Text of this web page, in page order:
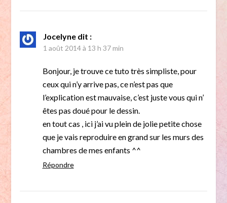
Jocelyne dit :
1 août 2014 à 13 h 37 min
Bonjour, je trouve ce tuto très simpliste, pour
ceux qui n’y arrive pas, ce n’est pas que
l’explication est mauvaise, c’est juste vous qui n’
êtes pas doué pour le dessin.
en tout cas , ici j’ai vu plein de jolie petite chose
que je vais reproduire en grand sur les murs des
chambres de mes enfants ^^
Répondre